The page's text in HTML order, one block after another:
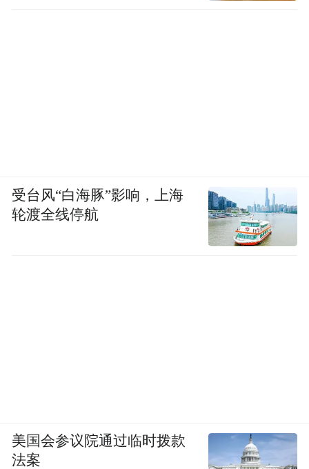
受台风“白海豚”影响，上海
轮渡全线停航
美国会参议院通过临时拨款
法案